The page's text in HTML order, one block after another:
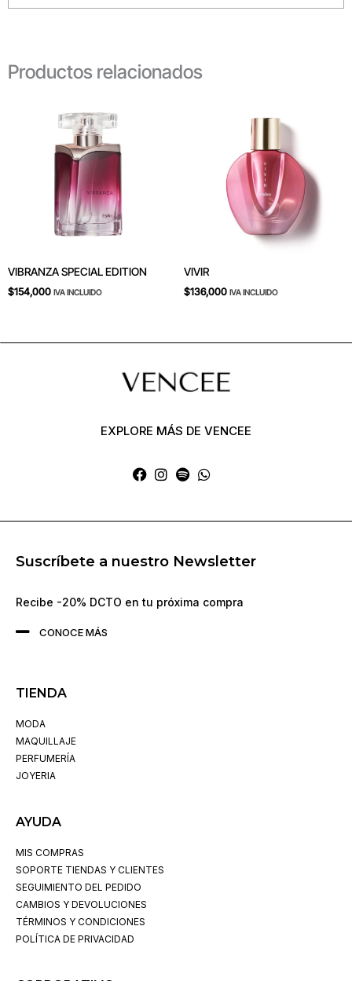
Productos relacionados
VIBRANZA SPECIAL EDITION
$154,000 IVA INCLUIDO
VIVIR
$136,000 IVA INCLUIDO
EXPLORE MÁS DE VENCEE
Suscríbete a nuestro Newsletter
Recibe -20% DCTO en tu próxima compra
CONOCE MÁS
TIENDA
MODA
MAQUILLAJE
PERFUMERÍA
JOYERIA
AYUDA
MIS COMPRAS
SOPORTE TIENDAS Y CLIENTES
SEGUIMIENTO DEL PEDIDO
CAMBIOS Y DEVOLUCIONES
TÉRMINOS Y CONDICIONES
POLÍTICA DE PRIVACIDAD